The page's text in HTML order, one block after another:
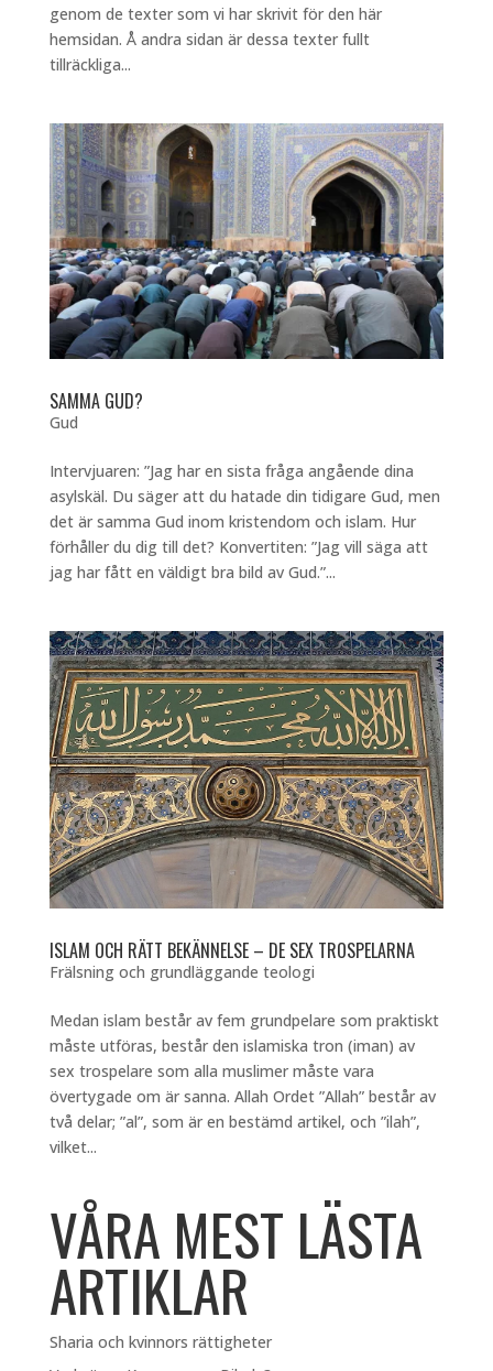
genom de texter som vi har skrivit för den här
hemsidan. Å andra sidan är dessa texter fullt
tillräckliga...
SAMMA GUD?
Gud
Intervjuaren: ”Jag har en sista fråga angående dina
asylskäl. Du säger att du hatade din tidigare Gud, men
det är samma Gud inom kristendom och islam. Hur
förhåller du dig till det? Konvertiten: ”Jag vill säga att
jag har fått en väldigt bra bild av Gud.”...
ISLAM OCH RÄTT BEKÄNNELSE – DE SEX TROSPELARNA
Frälsning och grundläggande teologi
Medan islam består av fem grundpelare som praktiskt
måste utföras, består den islamiska tron (iman) av
sex trospelare som alla muslimer måste vara
övertygade om är sanna. Allah Ordet ”Allah” består av
två delar; ”al”, som är en bestämd artikel, och ”ilah”,
vilket...
VÅRA MEST LÄSTA
ARTIKLAR
Sharia och kvinnors rättigheter